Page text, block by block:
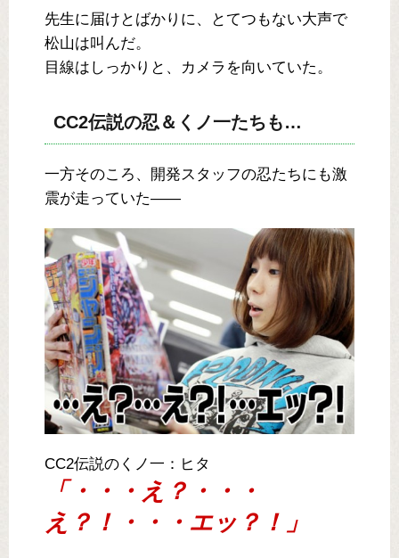
先生に届けとばかりに、とてつもない大声で
松山は叫んだ。
目線はしっかりと、カメラを向いていた。
CC2伝説の忍＆くノ一たちも…
一方そのころ、開発スタッフの忍たちにも激
震が走っていた――
CC2伝説のくノ一：ヒタ
「・・・え？・・・
え？！・・・エッ？！」